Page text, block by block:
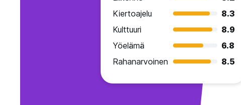
Kiertoajelu
8.3
Kulttuuri
8.9
Yöelämä
6.8
Rahanarvoinen
8.5